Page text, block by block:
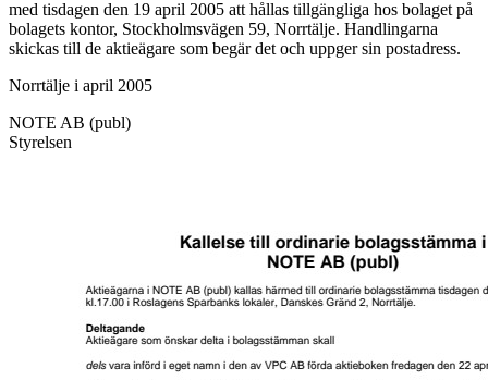
med tisdagen den 19 april 2005 att hållas tillgängliga hos bolaget på
bolagets kontor, Stockholmsvägen 59, Norrtälje. Handlingarna
skickas till de aktieägare som begär det och uppger sin postadress.
Norrtälje i april 2005
NOTE AB (publ)
Styrelsen